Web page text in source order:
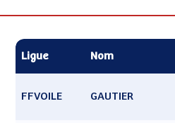
Ligue Nom
FFVOILE GAUTIER